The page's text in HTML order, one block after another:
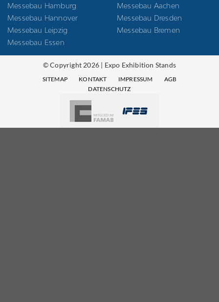
Messebau Hamburg
Messebau Hannover
Messebau Leipzig
Messebau Essen
Messebau Aachen
Messebau Dresden
Messebau Bremen
© Copyright 2026 | Expo Exhibition Stands
SITEMAP KONTAKT IMPRESSUM
AGB
DATENSCHUTZ